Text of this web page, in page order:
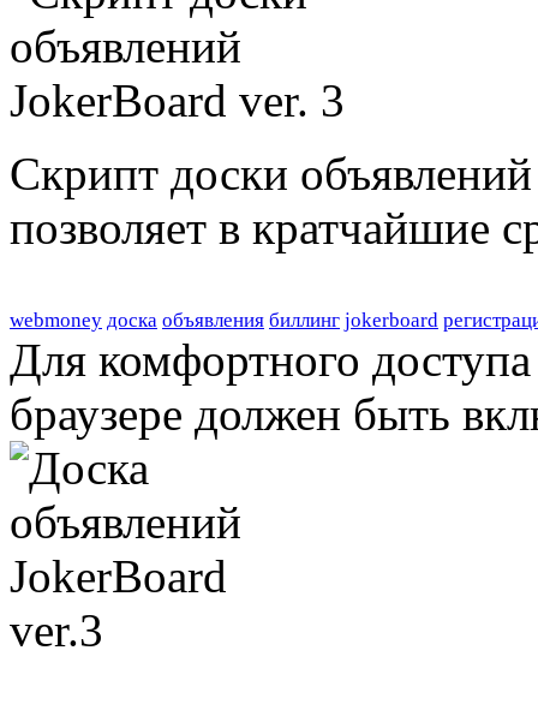
Скрипт доски
позволяет в кратчайшие
webmoney доска объявления биллинг jokerboard
Для комфортного
браузере должен быть